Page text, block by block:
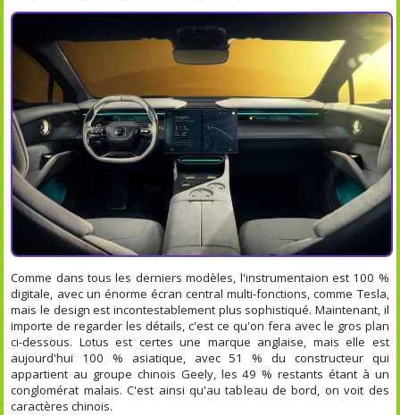
Comme dans tous les derniers modèles, l'instrumentaion est 100 %
digitale, avec un énorme écran central multi-fonctions, comme Tesla,
mais le design est incontestablement plus sophistiqué. Maintenant, il
importe de regarder les détails, c'est ce qu'on fera avec le gros plan
ci-dessous. Lotus est certes une marque anglaise, mais elle est
aujourd'hui 100 % asiatique, avec 51 % du constructeur qui
appartient au groupe chinois Geely, les 49 % restants étant à un
conglomérat malais. C'est ainsi qu'au tableau de bord, on voit des
caractères chinois.